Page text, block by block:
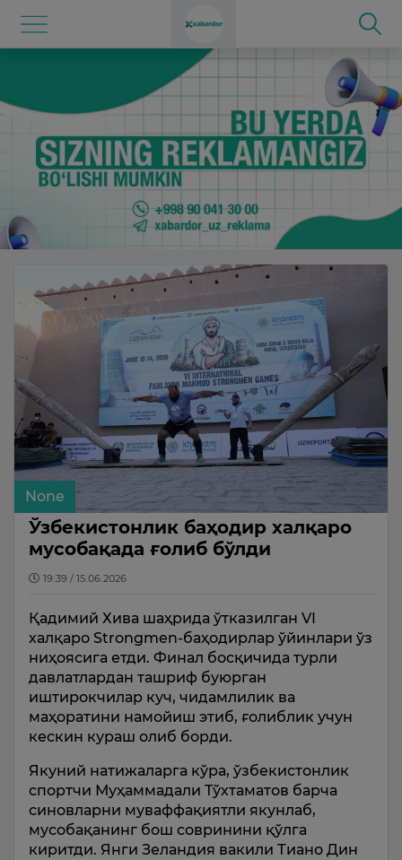
None
Ўзбекистонлик баҳодир халқаро
мусобақада ғолиб бўлди
19:39 / 15.06.2026
Қадимий Хива шаҳрида ўтказилган VI
халқаро Strongmen-баҳодирлар ўйинлари ўз
ниҳоясига етди. Финал босқичида турли
давлатлардан ташриф буюрган
иштирокчилар куч, чидамлилик ва
маҳоратини намойиш этиб, ғолиблик учун
кескин кураш олиб борди.
Якуний натижаларга кўра, ўзбекистонлик
спортчи Муҳаммадали Тўхтаматов барча
синовларни муваффақиятли якунлаб,
мусобақанинг бош совринини қўлга
киритди. Янги Зеландия вакили Тиано Дин